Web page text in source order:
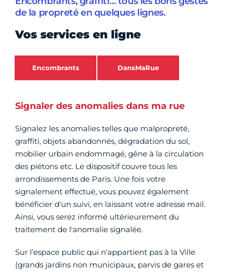
de la propreté en quelques lignes.
Vos services en ligne
Encombrants DansMaRue
Signaler des anomalies dans ma rue
Signalez les anomalies telles que malpropreté,
graffiti, objets abandonnés, dégradation du sol,
mobilier urbain endommagé, gêne à la circulation
des piétons etc. Le dispositif couvre tous les
arrondissements de Paris. Une fois votre
signalement effectué, vous pouvez également
bénéficier d'un suivi, en laissant votre adresse mail.
Ainsi, vous serez informé ultérieurement du
traitement de l'anomalie signalée.
Sur l’espace public qui n'appartient pas à la Ville
(grands jardins non municipaux, parvis de gares et